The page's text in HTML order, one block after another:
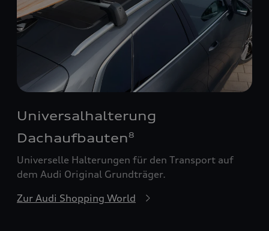
Universalhalterung
Dachaufbauten8
Universelle Halterungen für den Transport auf
dem Audi Original Grundträger.
Zur Audi Shopping World